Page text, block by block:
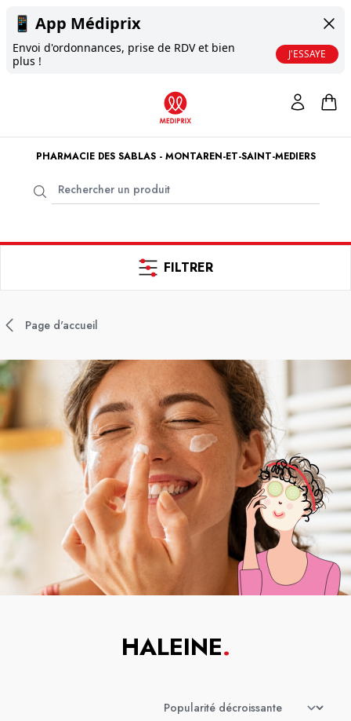
📱 App Médiprix
Envoi d'ordonnances, prise de RDV et bien
plus !
J'ESSAYE
PHARMACIE DES SABLAS - MONTAREN-ET-SAINT-MEDIERS
FILTRER
Page d'accueil
HALEINE.